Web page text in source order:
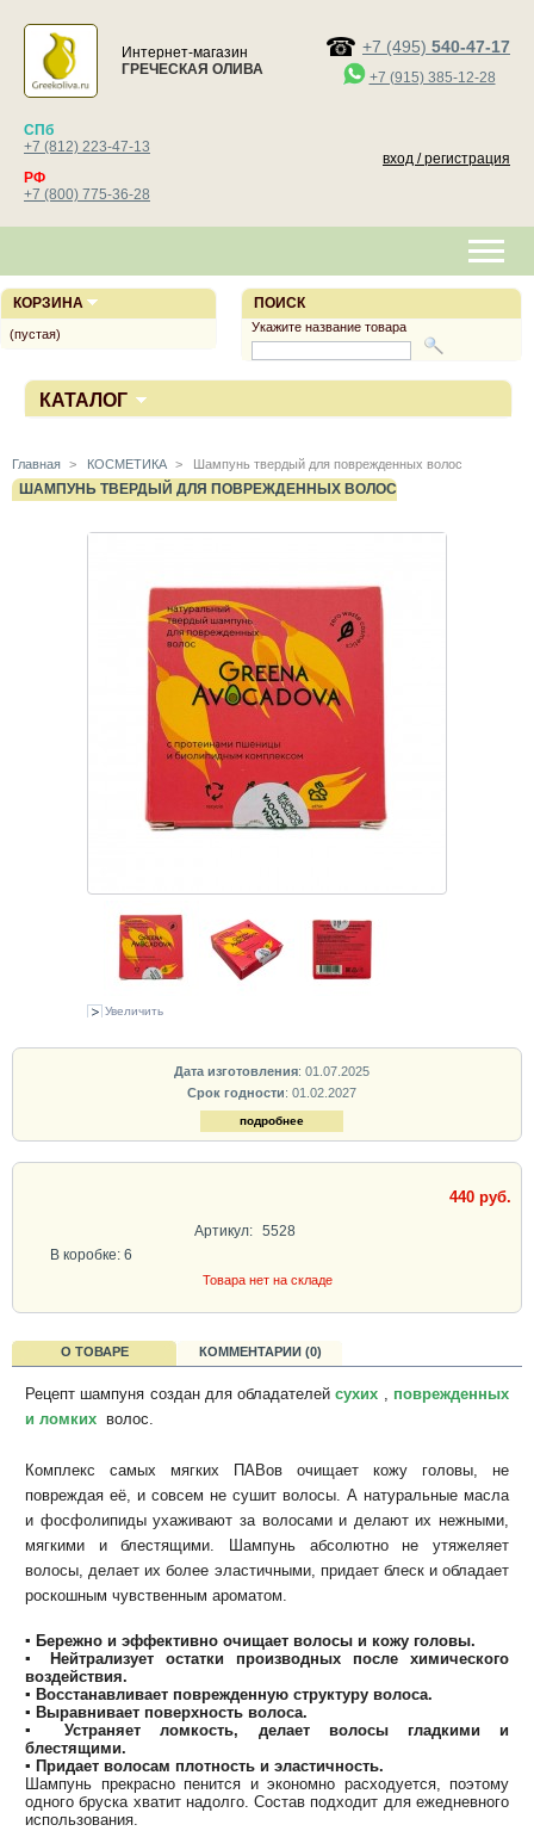
Интернет-магазин
ГРЕЧЕСКАЯ ОЛИВА
+7 (495) 540-47-17
+7 (915) 385-12-28
СПб
+7 (812) 223-47-13
РФ
+7 (800) 775-36-28
вход / регистрация
КАТАЛОГ
Главная > КОСМЕТИКА > Шампунь твердый для поврежденных волос
ШАМПУНЬ ТВЕРДЫЙ ДЛЯ ПОВРЕЖДЕННЫХ ВОЛОС
Увеличить
Дата изготовления: 01.07.2025
Срок годности: 01.02.2027
подробнее
440 руб.
Артикул: 5528
В коробке: 6
Товара нет на складе
О ТОВАРЕ КОММЕНТАРИИ (0)
Рецепт шампуня создан для обладателейсухих , поврежденных
и ломких волос.
Комплекс самых мягких ПАВов очищает кожу головы, не
повреждая её, и совсем не сушит волосы. А натуральные масла
и фосфолипиды ухаживают за волосами и делают их нежными,
мягкими и блестящими. Шампунь абсолютно не утяжеляет
волосы, делает их более эластичными, придает блеск и обладает
роскошным чувственным ароматом.
▪ Бережно и эффективно очищает волосы и кожу головы.
▪ Нейтрализует остатки производных после химического
воздействия.
▪ Восстанавливает поврежденную структуру волоса.
▪ Выравнивает поверхность волоса.
▪ Устраняет ломкость, делает волосы гладкими и
блестящими.
▪ Придает волосам плотность и эластичность.
Шампунь прекрасно пенится и экономно расходуется, поэтому
одного бруска хватит надолго. Состав подходит для ежедневного
использования.
ПОИСК
Укажите название товара
КОРЗИНА
(пустая)